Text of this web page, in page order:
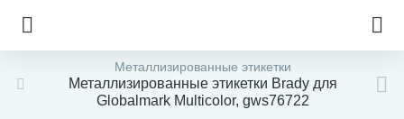
Металлизированные этикетки
Металлизированные этикетки Brady для
Globalmark Multicolor, gws76722